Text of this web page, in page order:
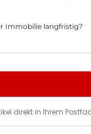
Immobilie langfristig?
direkt in Ihrem